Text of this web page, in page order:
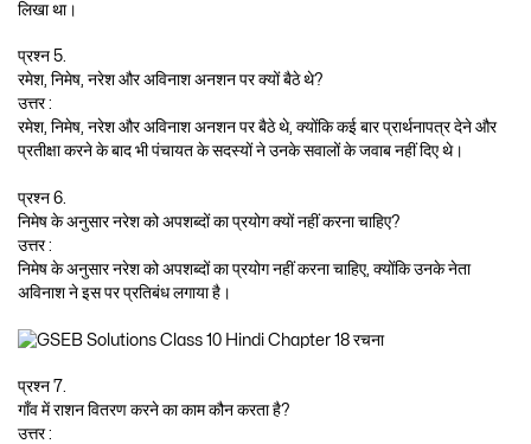
लिखा था।
प्रश्न 5.
रमेश, निमेष, नरेश और अविनाश अनशन पर क्यों बैठे थे?
उत्तर :
रमेश, निमेष, नरेश और अविनाश अनशन पर बैठे थे, क्योंकि कई बार प्रार्थनापत्र देने और
प्रतीक्षा करने के बाद भी पंचायत के सदस्यों ने उनके सवालों के जवाब नहीं दिए थे।
प्रश्न 6.
निमेष के अनुसार नरेश को अपशब्दों का प्रयोग क्यों नहीं करना चाहिए?
उत्तर :
निमेष के अनुसार नरेश को अपशब्दों का प्रयोग नहीं करना चाहिए, क्योंकि उनके नेता
अविनाश ने इस पर प्रतिबंध लगाया है।
प्रश्न 7.
गाँव में राशन वितरण करने का काम कौन करता है?
उत्तर :